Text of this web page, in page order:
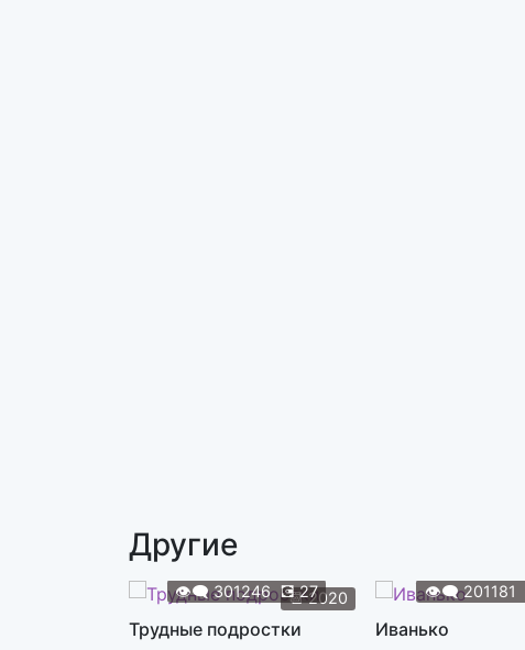
Другие
📆2020
👁️‍🗨️301246 💽27
Трудные подростки
👁️‍🗨️201181
Иванько